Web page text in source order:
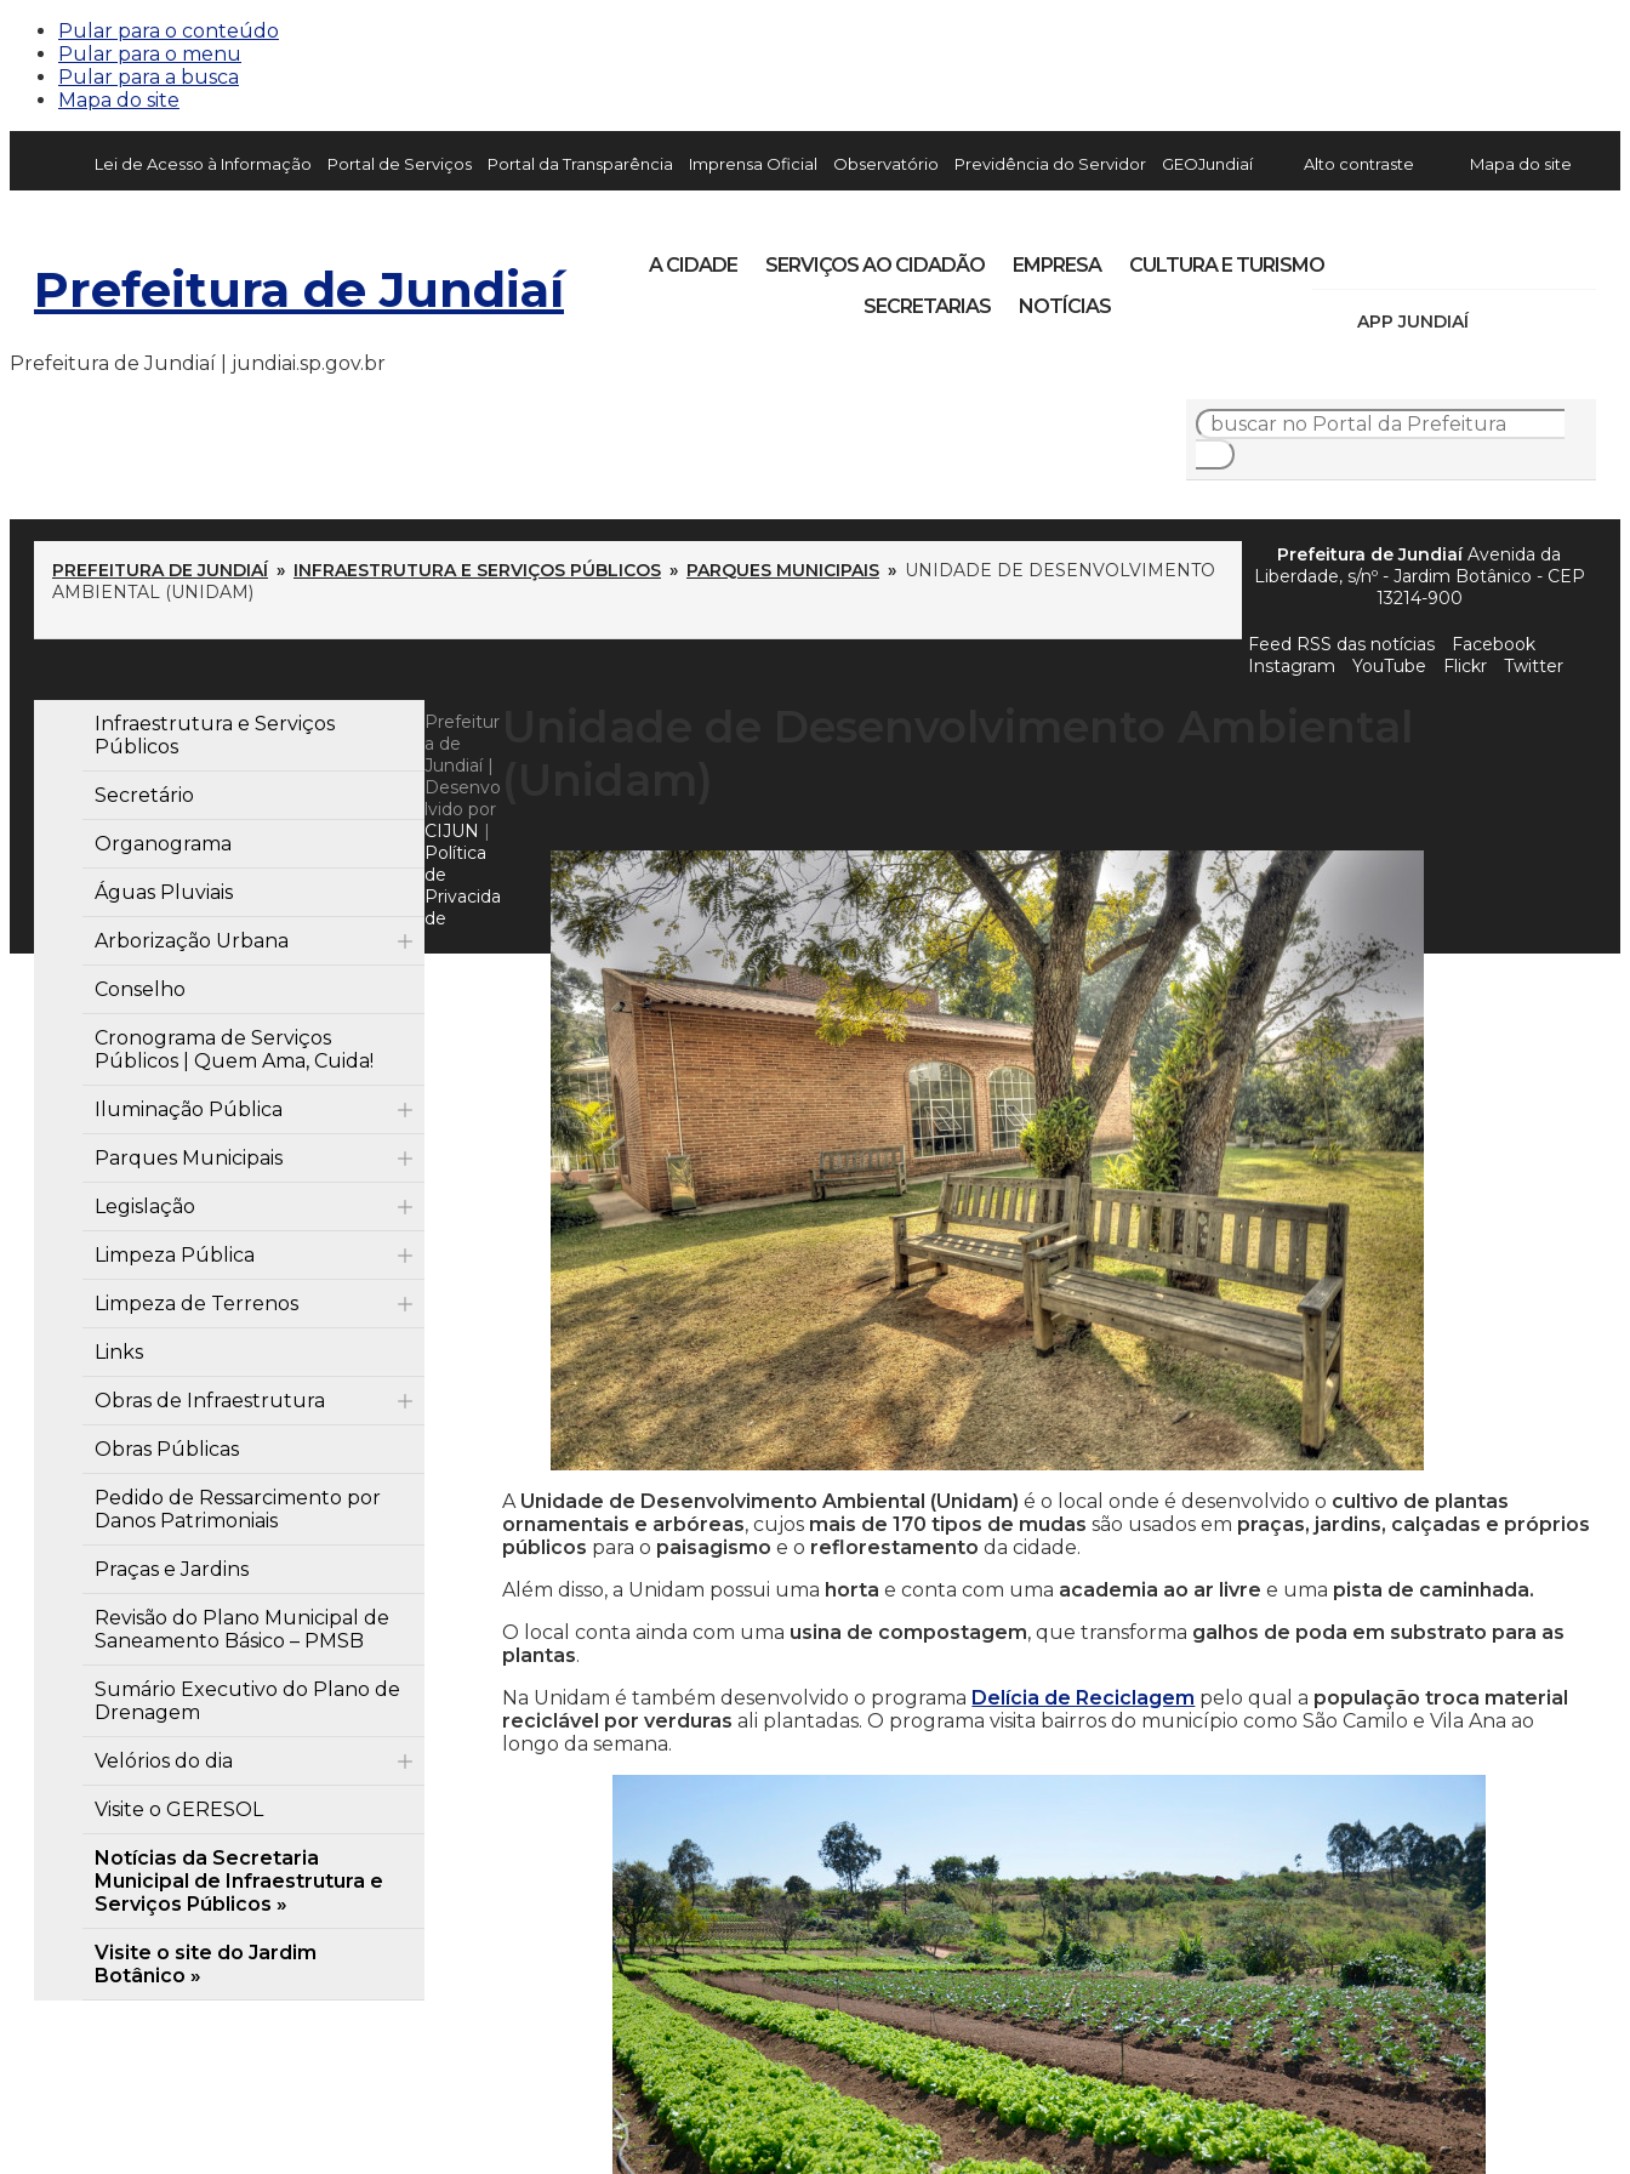
Pular para o conteúdo
Pular para o menu
Pular para a busca
Mapa do site
Lei de Acesso à Informação Portal de Serviços Portal da Transparência Imprensa Oficial Observatório Previdência do Servidor GEOJundiaí Alto contraste Mapa do site
Prefeitura de Jundiaí
APP JUNDIAÍ
A CIDADE SERVIÇOS AO CIDADÃO EMPRESA
CULTURA E TURISMO
SECRETARIAS
NOTÍCIAS
Prefeitura de Jundiaí | jundiai.sp.gov.br
PREFEITURA DE JUNDIAÍ » INFRAESTRUTURA E SERVIÇOS PÚBLICOS » PARQUES MUNICIPAIS » UNIDADE DE DESENVOLVIMENTO
AMBIENTAL (UNIDAM)
Infraestrutura e Serviços
Públicos
Secretário
Organograma
Águas Pluviais
Arborização Urbana
Conselho
Cronograma de Serviços
Públicos | Quem Ama, Cuida!
Iluminação Pública
Parques Municipais
Legislação
Limpeza Pública
Limpeza de Terrenos
Links
Obras de Infraestrutura
Obras Públicas
Pedido de Ressarcimento por
Danos Patrimoniais
Praças e Jardins
Revisão do Plano Municipal de
Saneamento Básico – PMSB
Sumário Executivo do Plano de
Drenagem
Velórios do dia
Visite o GERESOL
Notícias da Secretaria
Municipal de Infraestrutura e
Serviços Públicos
Visite o site do Jardim
Botânico
A Unidade de Desenvolvimento Ambiental (Unidam) é o local onde é desenvolvido o cultivo de plantas
ornamentais e arbóreas, cujos mais de 170 tipos de mudas são usados em praças, jardins, calçadas e próprios
públicos para o paisagismo e o reflorestamento da cidade.
Além disso, a Unidam possui uma horta e conta com uma academia ao ar livre e uma pista de caminhada.
O local conta ainda com uma usina de compostagem, que transforma galhos de poda em substrato para as
plantas.
Na Unidam é também desenvolvido o programa Delícia de Reciclagem pelo qual a população troca material
reciclável por verduras ali plantadas. O programa visita bairros do município como São Camilo e Vila Ana ao
longo da semana.
Prefeitura de JundiaíAvenida da
Liberdade, s/nº - Jardim Botânico - CEP
13214-900
Feed RSS das notícias
Facebook
Instagram
YouTube Flickr Twitter
Prefeitur
a de
Jundiaí |
Desenvo
lvido por
CIJUN |
Política
de
Privacida
de